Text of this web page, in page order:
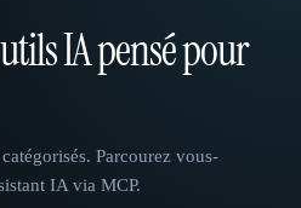
IA pensé pour
Parcourez vous-
IA via MCP.